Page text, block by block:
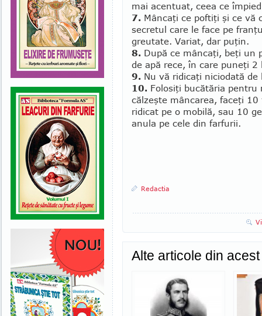
mai acentuat, ceea ce
7. Mâncaţi ce poftiţi şi ce vă
secretul care le face pe
greutate. Variat, dar puţin.
8. După ce mâncaţi, beţi un
de apă rece, în care puneţi
9. Nu vă ridicaţi niciodată de
10. Folosiţi bucătăria
călzeşte mâncarea, faceţi
ridicat pe o mobilă, sau 10
anula pe cele din farfurii.
Redactia
Alte articole din